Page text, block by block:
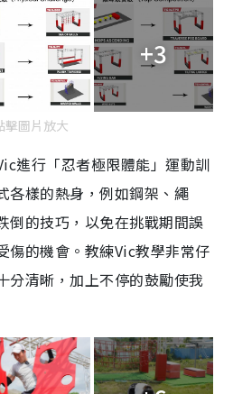
+3
擊圖片放大
進行「忍者極限體能」運動訓
各樣的熱身，例如鋼架、繩
倒的技巧，以免在挑戰期間誤
傷的機會。教練Vic教學非常仔
分清晰，加上不停的鼓勵使我